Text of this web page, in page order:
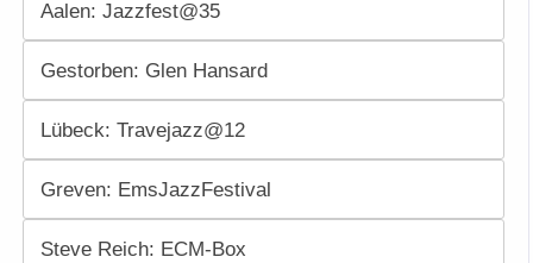
Aalen: Jazzfest@35
Gestorben: Glen Hansard
Lübeck: Travejazz@12
Greven: EmsJazzFestival
Steve Reich: ECM-Box